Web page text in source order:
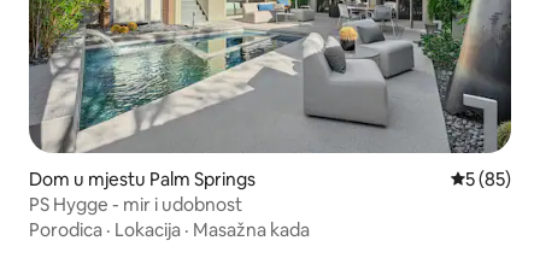
Dom u mjestu Palm Springs Prosječna
5 (85)
PS Hygge - mir i udobnost
Porodica · Lokacija · Masažna kada